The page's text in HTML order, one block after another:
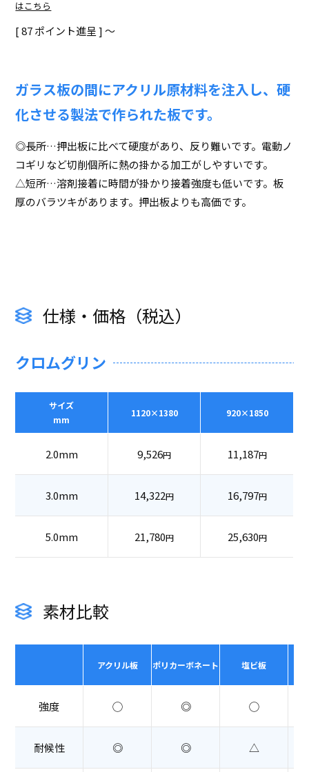
はこちら
[ 87ポイント進呈 ] 〜
ガラス板の間にアクリル原材料を注入し、硬
化させる製法で作られた板です。
◎長所…押出板に比べて硬度があり、反り難いです。電動ノ
コギリなど切削個所に熱の掛かる加工がしやすいです。
△短所…溶剤接着に時間が掛かり接着強度も低いです。板
厚のバラツキがあります。押出板よりも高価です。
仕様・価格（税込）
クロムグリン
サイズ
mm
1120×1380 920×1850
2.0mm 9,526円 11,187円
3.0mm 14,322円 16,797円
5.0mm 21,780円 25,630円
素材比較
アクリル板 ポリカーボネート 塩ビ板
強度 ◯ ◎ ◯
耐候性 ◎ ◎ △